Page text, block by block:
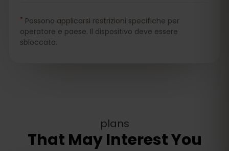
* Possono applicarsi restrizioni specifiche per
operatore e paese. Il dispositivo deve essere
sbloccato.
plans
That May Interest You